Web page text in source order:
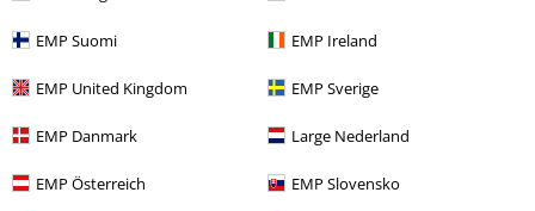
EMP Suomi EMP Ireland
EMP United Kingdom EMP Sverige
EMP Danmark Large Nederland
EMP Österreich EMP Slovensko
Odzież & akcesoria
Duże rozmiary Kurtki jeansowe